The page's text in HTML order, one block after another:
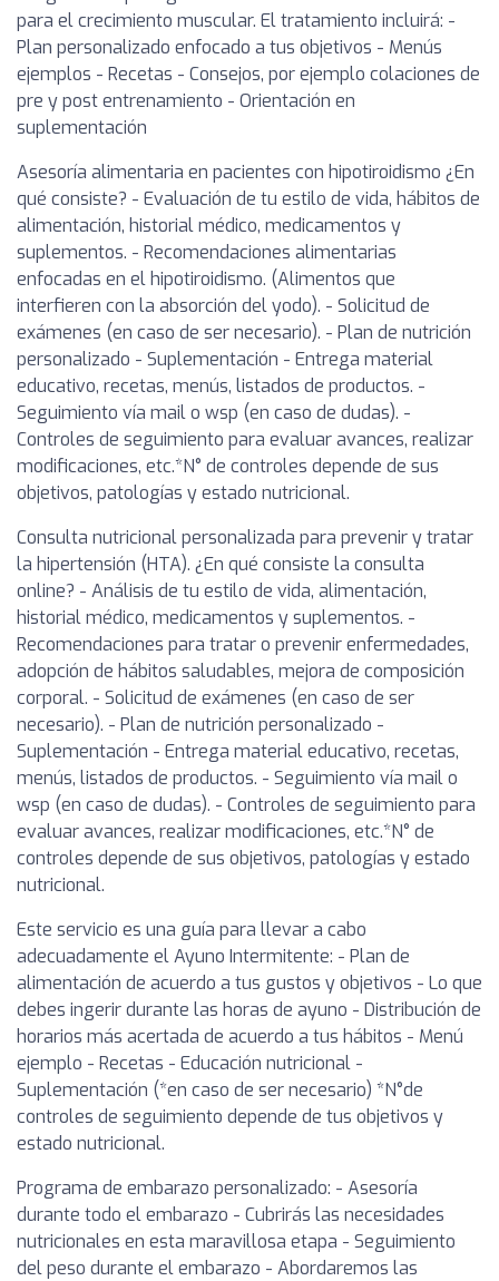
para el crecimiento muscular. El tratamiento incluirá: -
Plan personalizado enfocado a tus objetivos - Menús
ejemplos - Recetas - Consejos, por ejemplo colaciones de
pre y post entrenamiento - Orientación en
suplementación
Asesoría alimentaria en pacientes con hipotiroidismo ¿En
qué consiste? - Evaluación de tu estilo de vida, hábitos de
alimentación, historial médico, medicamentos y
suplementos. - Recomendaciones alimentarias
enfocadas en el hipotiroidismo. (Alimentos que
interfieren con la absorción del yodo). - Solicitud de
exámenes (en caso de ser necesario). - Plan de nutrición
personalizado - Suplementación - Entrega material
educativo, recetas, menús, listados de productos. -
Seguimiento vía mail o wsp (en caso de dudas). -
Controles de seguimiento para evaluar avances, realizar
modificaciones, etc.*N° de controles depende de sus
objetivos, patologías y estado nutricional.
Consulta nutricional personalizada para prevenir y tratar
la hipertensión (HTA). ¿En qué consiste la consulta
online? - Análisis de tu estilo de vida, alimentación,
historial médico, medicamentos y suplementos. -
Recomendaciones para tratar o prevenir enfermedades,
adopción de hábitos saludables, mejora de composición
corporal. - Solicitud de exámenes (en caso de ser
necesario). - Plan de nutrición personalizado -
Suplementación - Entrega material educativo, recetas,
menús, listados de productos. - Seguimiento vía mail o
wsp (en caso de dudas). - Controles de seguimiento para
evaluar avances, realizar modificaciones, etc.*N° de
controles depende de sus objetivos, patologías y estado
nutricional.
Este servicio es una guía para llevar a cabo
adecuadamente el Ayuno Intermitente: - Plan de
alimentación de acuerdo a tus gustos y objetivos - Lo que
debes ingerir durante las horas de ayuno - Distribución de
horarios más acertada de acuerdo a tus hábitos - Menú
ejemplo - Recetas - Educación nutricional -
Suplementación (*en caso de ser necesario) *N°de
controles de seguimiento depende de tus objetivos y
estado nutricional.
Programa de embarazo personalizado: - Asesoría
durante todo el embarazo - Cubrirás las necesidades
nutricionales en esta maravillosa etapa - Seguimiento
del peso durante el embarazo - Abordaremos las